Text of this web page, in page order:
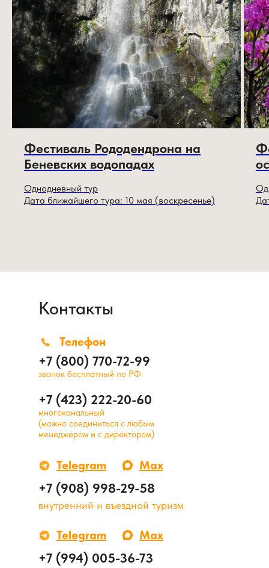
Фестиваль Рододендрона на
Беневских водопадах
Однодневный тур
Дата ближайшего тура: 10 мая (воскресенье)
Контакты
Телефон
+7 (800) 770-72-99
+7 (423) 222-20-60
звонок бесплатный по РФ
+7 (908) 998-29-58
многоканальный
(можно соединиться с любым
менеджером и с директором)
Telegram
Telegram
+7 (994) 005-36-73
внутренний и въездной туризм
Max
Max